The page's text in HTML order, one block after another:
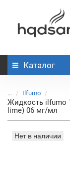
Каталог
... Ilfumo
Жидкость ilfumo
lime) 06 мг/мл
Нет в наличии